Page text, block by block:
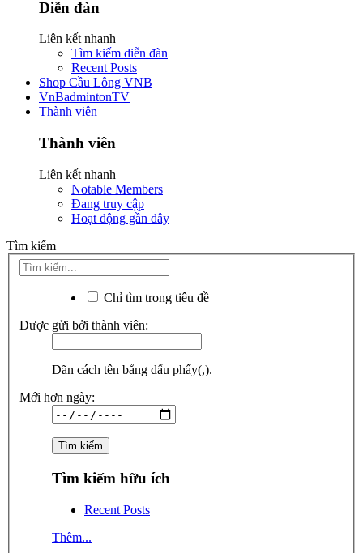
Diễn đàn
Liên kết nhanh
Tìm kiếm diễn đàn
Recent Posts
Shop Cầu Lông VNB
VnBadmintonTV
Thành viên
Thành viên
Liên kết nhanh
Notable Members
Đang truy cập
Hoạt động gần đây
Tìm kiếm
Chỉ tìm trong tiêu đề
Được gửi bởi thành viên:
Dãn cách tên bằng dấu phẩy(,).
Mới hơn ngày:
Tìm kiếm hữu ích
Recent Posts
Thêm...